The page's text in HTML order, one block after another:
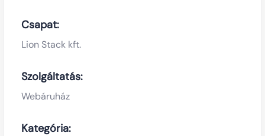
Csapat:
Lion Stack kft.
Szolgáltatás:
Webáruház
Kategória: